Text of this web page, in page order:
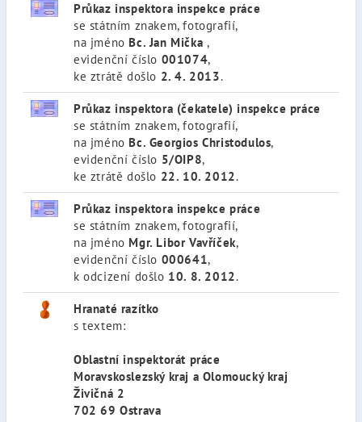
Průkaz inspektora inspekce práce
se státním znakem, fotografií,
na jméno Bc. Jan Mička ,
evidenční číslo 001074,
ke ztrátě došlo 2. 4. 2013.
Průkaz inspektora (čekatele) inspekce práce
se státním znakem, fotografií,
na jméno Bc. Georgios Christodulos,
evidenční číslo 5/OIP8,
ke ztrátě došlo 22. 10. 2012.
Průkaz inspektora inspekce práce
se státním znakem, fotografií,
na jméno Mgr. Libor Vavříček,
evidenční číslo 000641,
k odcizení došlo 10. 8. 2012.
Hranaté razítko
s textem:
Oblastní inspektorát práce
Moravskoslezský kraj a Olomoucký kraj
Živičná 2
702 69 Ostrava